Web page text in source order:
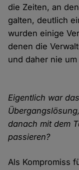
die Zeiten, an
galten, deutlich
wurden einige
denen die
und daher nie
Eigentlich war
danach mit dem
passieren?
Als Kompromiss